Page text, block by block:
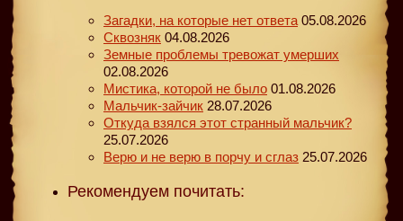
Загадки, на которые нет ответа 05.08.2026
Сквозняк 04.08.2026
Земные проблемы тревожат умерших
02.08.2026
Мистика, которой не было 01.08.2026
Мальчик-зайчик 28.07.2026
Откуда взялся этот странный мальчик?
25.07.2026
Верю и не верю в порчу и сглаз 25.07.2026
Рекомендуем почитать: